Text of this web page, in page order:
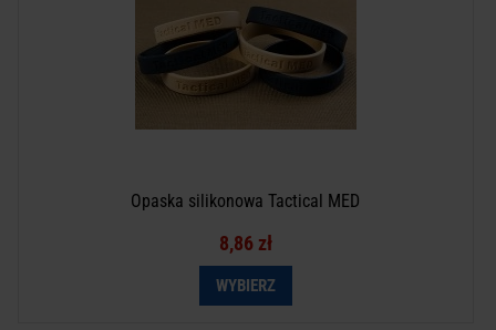
Opaska silikonowa Tactical MED
8,86 zł
WYBIERZ